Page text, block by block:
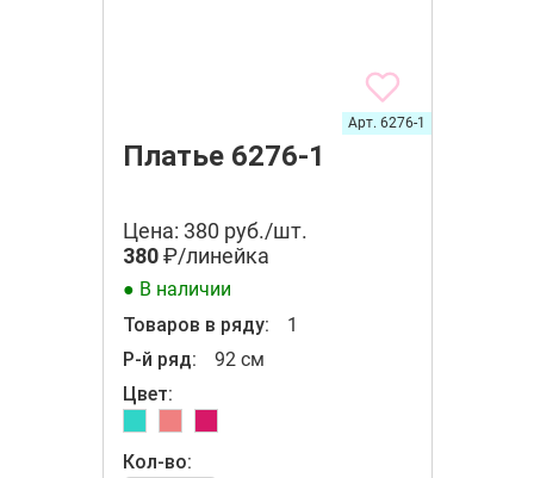
Платье 6276-1
Арт. 6276-1
Цена: 380 руб./шт.
380₽/линейка
● В наличии
Товаров в ряду:
1
Р-й ряд:
92 см
Цвет:
Кол-во: